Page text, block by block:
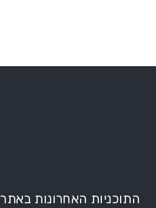
התוכניות האחרונות באתר